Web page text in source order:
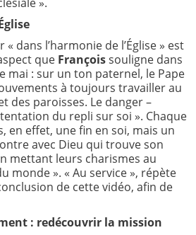
dans l’harmonie de l’Église » est
que Françoissouligne dans
mai : sur un ton paternel, le Pape
à toujours travailler au
des paroisses. Le danger –
du repli sur soi ». Chaque
en effet, une fin en soi, mais un
avec Dieu qui trouve son
mettant leurs charismes au
monde ». « Au service », répète
de cette vidéo, afin de
: redécouvrir la mission